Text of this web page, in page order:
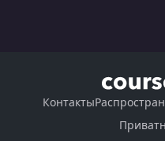
Контакты